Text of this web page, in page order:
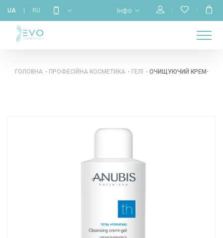
UA RU Інфо
ГОЛОВНА
НАС
МАГАЗИН
НАВЧАННЯ
ГОЛОВНА ПРОФЕСІЙНА КОСМЕТИКА ГЕЛІ ОЧИЩУЮЧИЙ КРЕМ-ГЕЛЬ